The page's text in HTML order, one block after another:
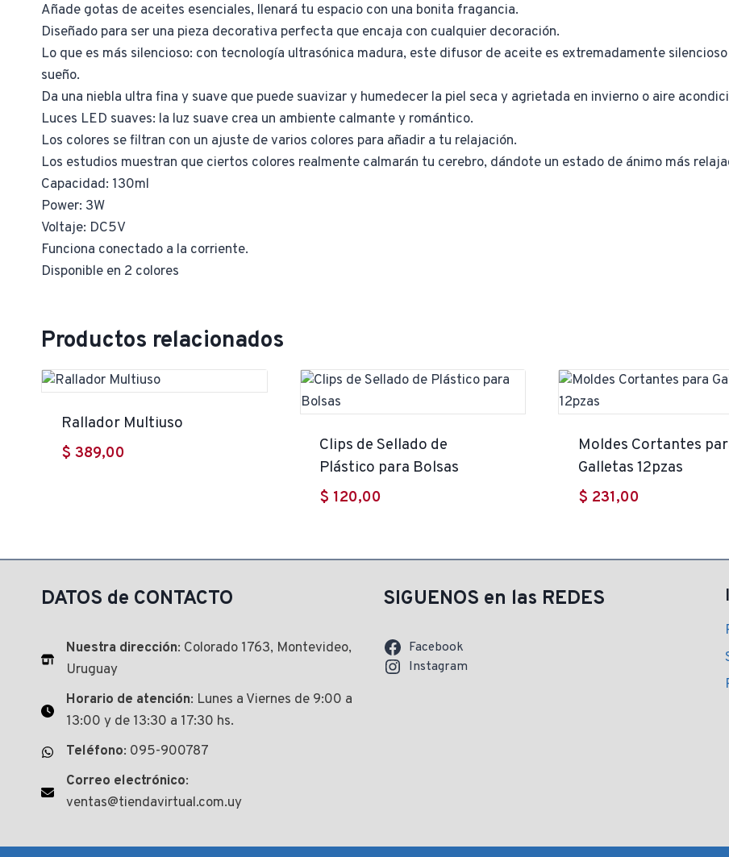
Añade gotas de aceites esenciales, llenará tu espacio con una bonita fragancia.
Diseñado para ser una pieza decorativa perfecta que encaja con cualquier decoración.
Lo que es más silencioso: con tecnología ultrasónica madura, este difusor de aceite es extremadamente
sueño.
Da una niebla ultra fina y suave que puede suavizar y humedecer la piel seca y agrietada en invierno o aire
Luces LED suaves: la luz suave crea un ambiente calmante y romántico.
Los colores se filtran con un ajuste de varios colores para añadir a tu relajación.
Los estudios muestran que ciertos colores realmente calmarán tu cerebro, dándote un estado de ánimo más
Capacidad: 130ml
Power: 3W
Voltaje: DC5V
Funciona conectado a la corriente.
Disponible en 2 colores
Productos relacionados
Rallador Multiuso
$ 389,00
Clips de Sellado de
Plástico para Bolsas
$ 120,00
Moldes Cortantes
Galletas 12pzas
$ 231,00
DATOS de CONTACTO
Nuestra dirección: Colorado 1763, Montevideo,
Uruguay
Horario de atención: Lunes a Viernes de 9:00 a
13:00 y de 13:30 a 17:30 hs.
Teléfono: 095-900787
Correo electrónico:
ventas@tiendavirtual.com.uy
SIGUENOS en las REDES
Facebook
Instagram